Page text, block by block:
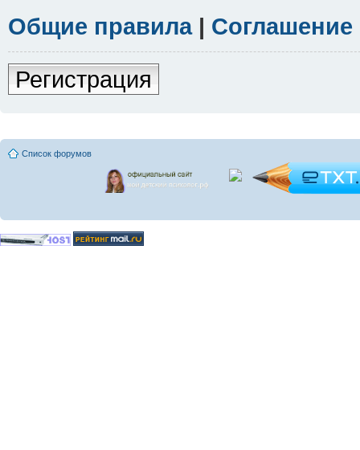
Общие правила|
Регистрация
Список форумов